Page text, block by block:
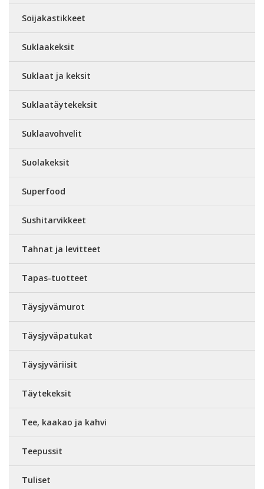
Soijakastikkeet
Suklaakeksit
Suklaat ja keksit
Suklaatäytekeksit
Suklaavohvelit
Suolakeksit
Superfood
Sushitarvikkeet
Tahnat ja levitteet
Tapas-tuotteet
Täysjyvämurot
Täysjyväpatukat
Täysjyväriisit
Täytekeksit
Tee, kaakao ja kahvi
Teepussit
Tuliset